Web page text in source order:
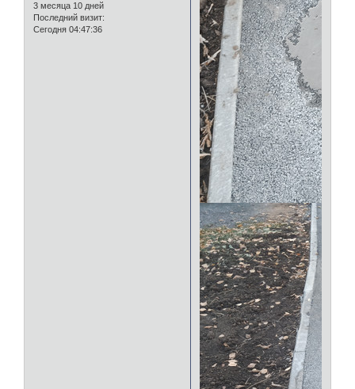
3 месяца 10 дней
Последний визит:
Сегодня 04:47:36